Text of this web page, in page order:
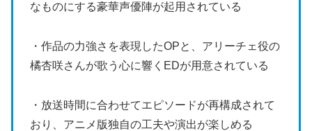
なものにする豪華声優陣が起用されている
・作品の力強さを表現したOPと、アリーチェ役の
橘杏咲さんが歌う心に響くEDが用意されている
・放送時間に合わせてエピソードが再構成されて
おり、アニメ版独自の工夫や演出が楽しめる